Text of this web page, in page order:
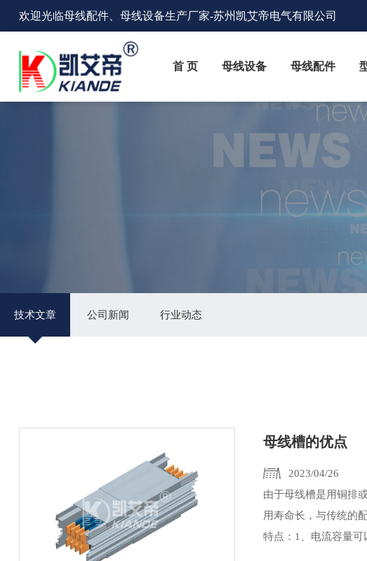
欢迎光临母线配件、母线设备生产厂家-苏州凯艾帝电气有限公司
首 页 母线设备 母线配件
技术文章 公司新闻 行业动态
母线槽的优点
2023/04/26
由于母线槽是用铜排
用寿命长，与传统的
特点：1、电流容量